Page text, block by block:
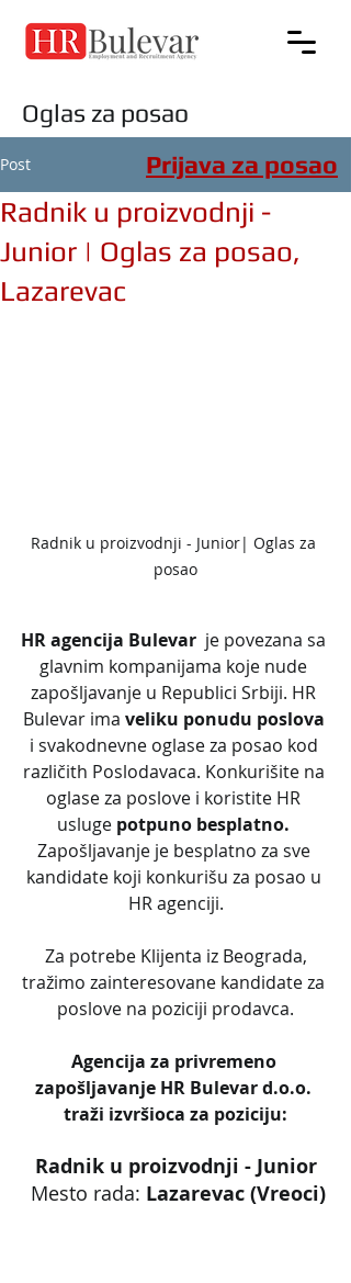
Oglas za posao
Post
Radnik u proizvodnji -
Junior | Oglas za posao,
Lazarevac
Radnik u proizvodnji - Junior| Oglas za
posao
HR agencija Bulevar
  je povezana sa
glavnim kompanijama koje nude
zapošljavanje u Republici Srbiji. HR
Bulevar ima veliku ponudu poslova
i svakodnevne oglase za posao kod
različith Poslodavaca. Konkurišite na
oglase za poslove i koristite HR
usluge potpuno besplatno.
Zapošljavanje je besplatno za sve
kandidate koji konkurišu za posao u
HR agenciji.
tražimo zainteresovane kandidate za
poslove na poziciji prodavca.
Agencija za privremeno
zapošljavanje HR Bulevar d.o.o.
traži izvršioca za poziciju:
Radnik u proizvodnji - Junior
Mesto rada: Lazarevac (Vreoci)
Prijava za posao